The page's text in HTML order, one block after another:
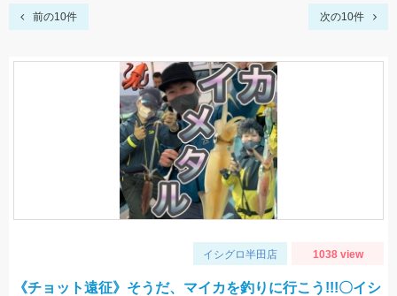
前の10件 次の10件
イシグロ半田店 1038 view
《チョット遠征》そうだ、マイカを釣りに行こう!!!〇イシ